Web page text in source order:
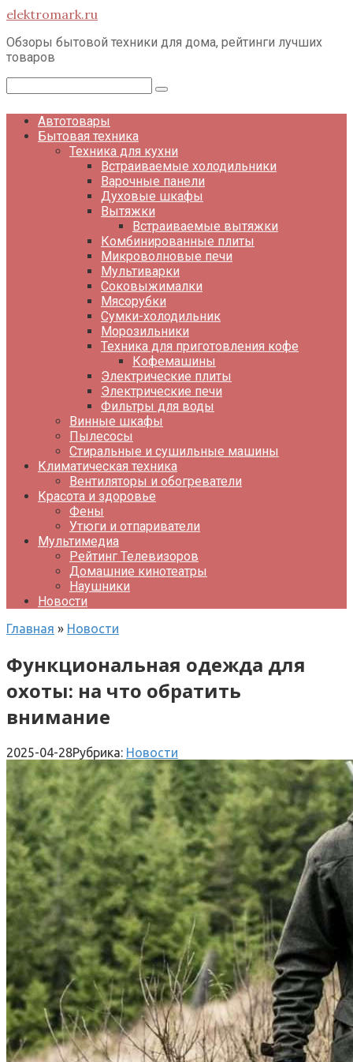
Перейти
контенту
elektromark.ru
Обзоры бытовой техники для дома, рейтинги лучших
товаров
Автотовары
Бытовая техника
Техника для кухни
Встраиваемые холодильники
Варочные панели
Духовые шкафы
Вытяжки
Встраиваемые вытяжки
Комбинированные плиты
Микроволновые печи
Мультиварки
Соковыжималки
Мясорубки
Сумки-холодильник
Морозильники
Техника для приготовления кофе
Кофемашины
Электрические плиты
Электрические печи
Фильтры для воды
Винные шкафы
Пылесосы
Стиральные и сушильные машины
Климатическая техника
Вентиляторы и обогреватели
Красота и здоровье
Фены
Утюги и отпариватели
Мультимедиа
Рейтинг Телевизоров
Домашние кинотеатры
Наушники
Новости
Главная » Новости
Функциональная одежда для
охоты: на что обратить
внимание
2025-04-28Рубрика: Новости